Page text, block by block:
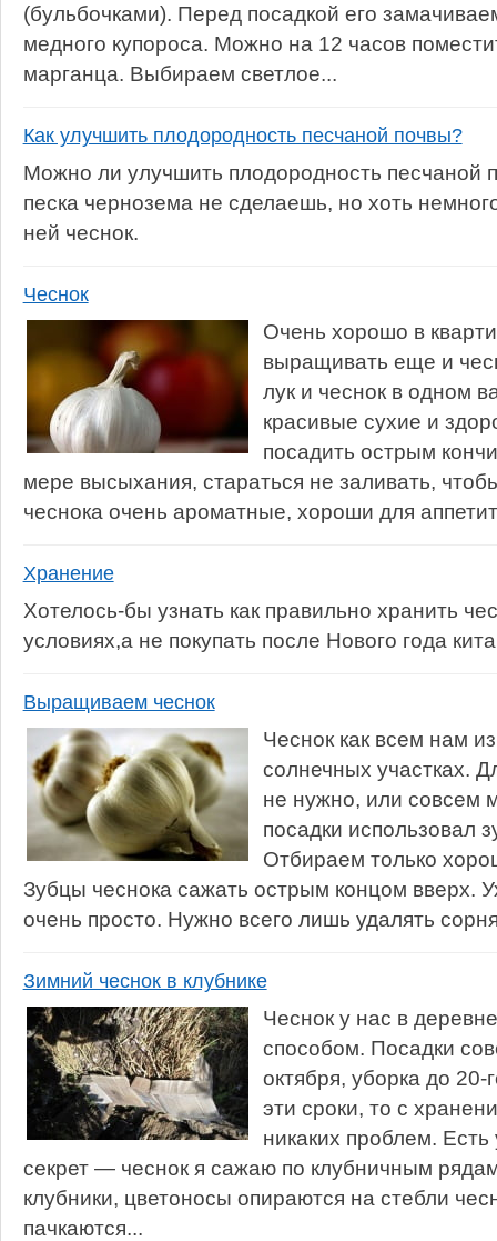
(бульбочками). Перед посадкой его
медного купороса. Можно на 12 часов
марганца. Выбираем светлое...
Как улучшить плодородность песчаной почвы?
Можно ли улучшить плодородность песчаной
песка чернозема не сделаешь, но хоть
ней чеснок.
Чеснок
Очень хорошо в
выращивать еще и
лук и чеснок в одном
красивые сухие и
посадить острым
мере высыхания, стараться не заливать,
чеснока очень ароматные, хороши для
Хранение
Хотелось-бы узнать как правильно хранить
условиях,а не покупать после Нового года
Выращиваем чеснок
Чеснок как всем нам
солнечных участках.
не нужно, или совсем
посадки использовал
Отбираем только
Зубцы чеснока сажать острым концом вверх.
очень просто. Нужно всего лишь удалять
Зимний чеснок в клубнике
Чеснок у нас в
способом. Посадки
октября, уборка до
эти сроки, то с
никаких проблем.
секрет — чеснок я сажаю по клубничным
клубники, цветоносы опираются на стебли
пачкаются...